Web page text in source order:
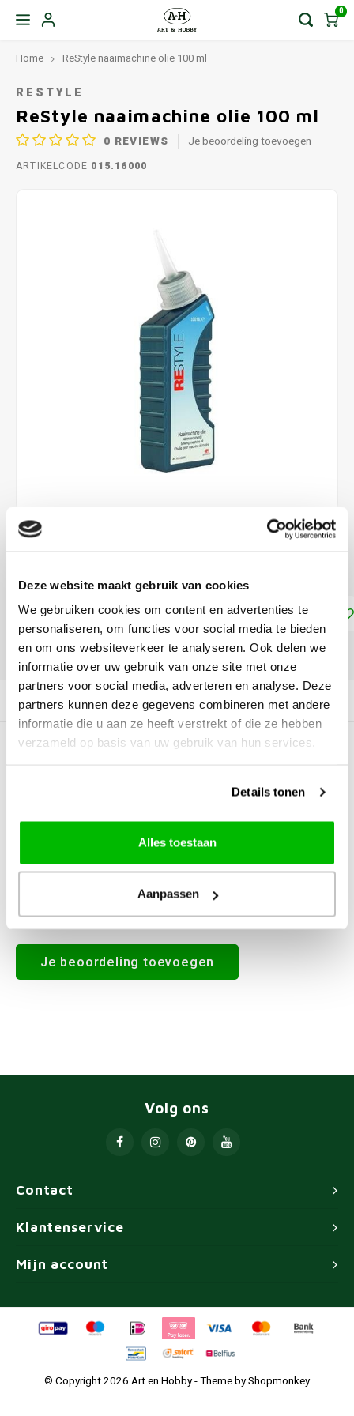
Deze website maakt gebruik van cookies
We gebruiken cookies om content en advertenties te
personaliseren, om functies voor social media te bieden
en om ons websiteverkeer te analyseren. Ook delen we
informatie over uw gebruik van onze site met onze
partners voor social media, adverteren en analyse. Deze
partners kunnen deze gegevens combineren met andere
informatie die u aan ze heeft verstrekt of die ze hebben
verzameld op basis van uw gebruik van hun services.
Details tonen
Alles toestaan
Aanpassen
0
Home ReStyle naaimachine olie 100 ml
RESTYLE
ReStyle naaimachine olie 100 ml
0 REVIEWS Je beoordeling toevoegen
ARTIKELCODE 015.16000
€3,99
Toevoegen aan winkelwagen
DELEN:
Productomschrijving
STERREN OP BASIS VAN
Alle reviews
Je beoordeling toevoegen
Contact
Volg ons
Klantenservice
Mijn account
© Copyright 2026 Art en Hobby - Theme byShopmonkey